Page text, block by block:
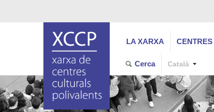
LA XARXA CENTRES
Cerca Català